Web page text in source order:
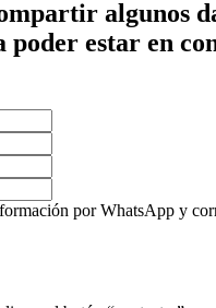
algunos
poder estar en
por WhatsApp y